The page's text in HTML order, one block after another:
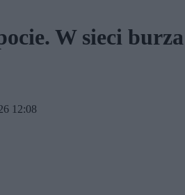
W sieci
12:08